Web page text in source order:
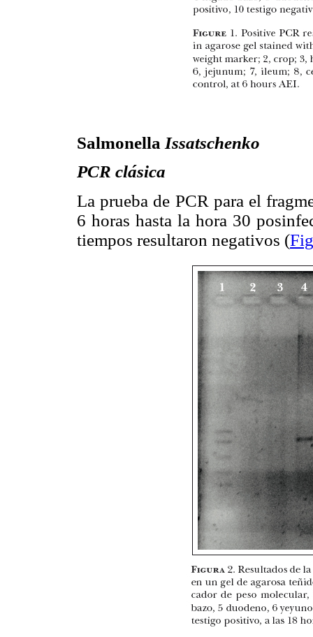
Salmonella Issatschenko
PCR clásica
La prueba de PCR para el
6 horas hasta la hora 30
tiempos resultaron negativos (